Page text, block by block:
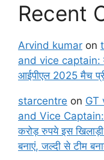
Recent
Arvind kumar on
and vice captain:
आईपीएल 2025 मैच
starcentre on GT
and Vice Captain:
करोड़ रुपये इस
बनाएं, जल्दी से टीम